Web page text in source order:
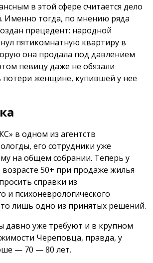
в этой сфере считается дело
Именно тогда, по мнению ряда
прецедент: народной
пятикомнатную квартиру в
она продала под давлением
певицу даже не обязали
потери женщине, купившей у нее
в одном из агентств
его сотрудники уже
на общем собрании. Теперь у
возрасте 50+ при продаже жилья
справки из
и психоневрологического
лишь одно из принятых решений.
давно уже требуют и в крупном
Череповца, правда, у
— 70 — 80 лет.